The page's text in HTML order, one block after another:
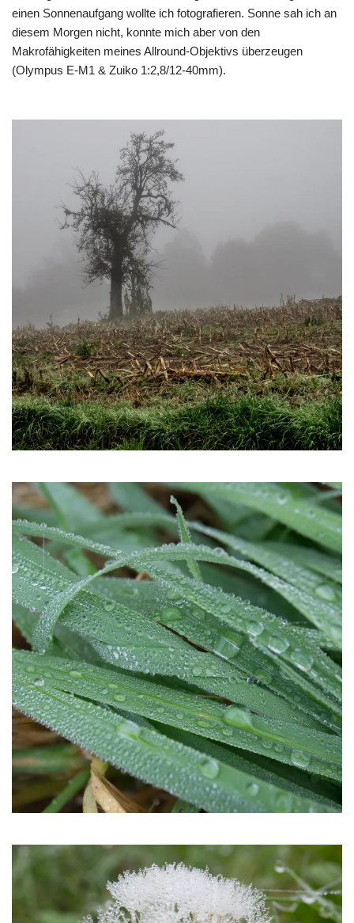
einen Sonnenaufgang wollte ich fotografieren. Sonne sah ich an
diesem Morgen nicht, konnte mich aber von den
Makrofähigkeiten meines Allround-Objektivs überzeugen
(Olympus E-M1 & Zuiko 1:2,8/12-40mm).